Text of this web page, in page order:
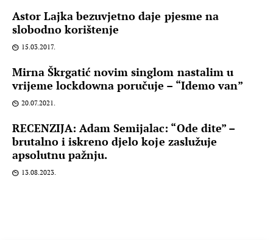
Astor Lajka bezuvjetno daje pjesme na
slobodno korištenje
15.03.2017.
Mirna Škrgatić novim singlom nastalim u
vrijeme lockdowna poručuje – “Idemo van”
20.07.2021.
RECENZIJA: Adam Semijalac: “Ode dite” –
brutalno i iskreno djelo koje zaslužuje
apsolutnu pažnju.
13.08.2023.